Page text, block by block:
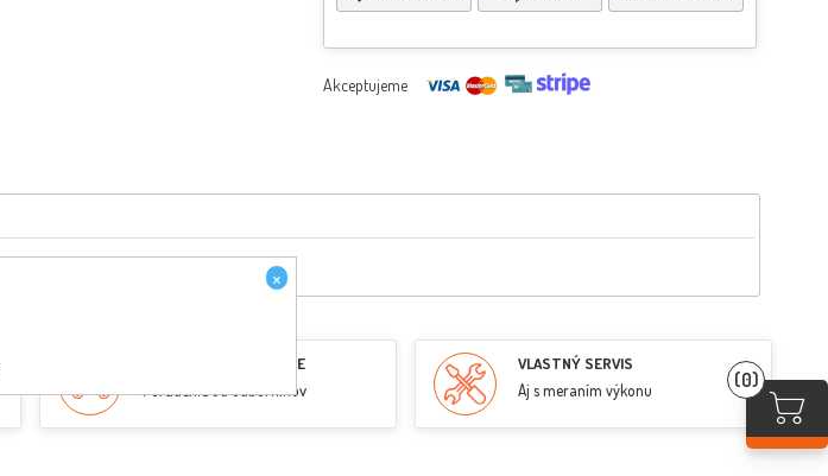
(0)
Akceptujeme
ŠPECIALISTI NA SKÚTRE
Poradenie od odborníkov
VLASTNÝ SERVIS
Aj s meraním výkonu
×